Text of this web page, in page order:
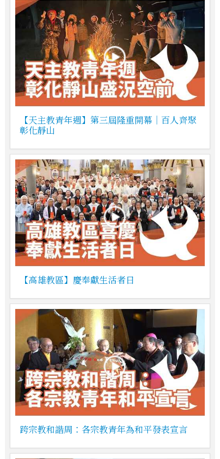
【天主教青年週】第三屆隆重開幕｜百人齊聚
彰化靜山
【高雄教區】慶奉獻生活者日
跨宗教和諧周：各宗教青年為和平發表宣言